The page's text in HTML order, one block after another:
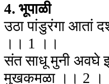
4. भूपाळी
उठा पांडुरंगा आतां
।। 1 ।।
संत साधू मुनी अवघे
मुखकमळा ।। 2